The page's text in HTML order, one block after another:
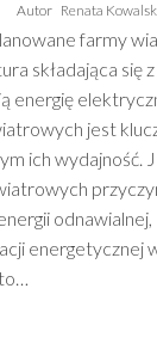
Autor Renata
farmy
składająca się
energię
jest
ich wydajność.
energetycznej